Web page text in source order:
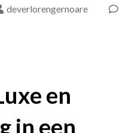
deverlorengernoare
en
in een